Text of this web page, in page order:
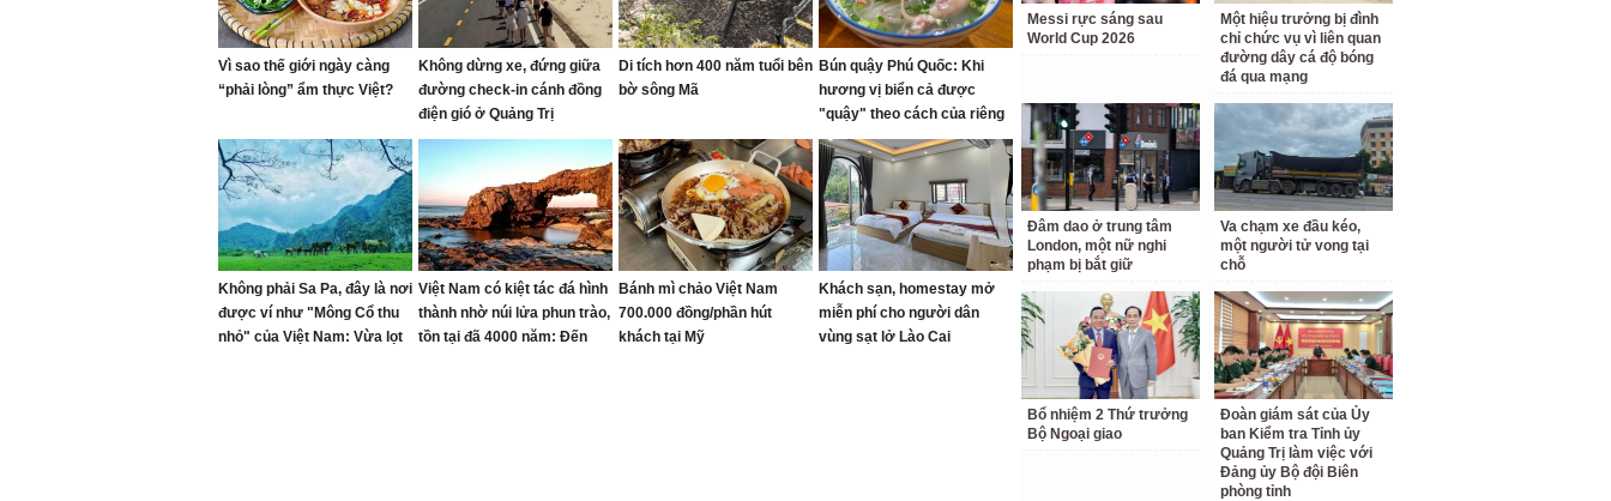
Vì sao thế giới ngày càng
“phải lòng” ẩm thực Việt?
Không dừng xe, đứng giữa
đường check-in cánh đồng
điện gió ở Quảng Trị
Di tích hơn 400 năm tuổi bên
bờ sông Mã
Bún quậy Phú Quốc: Khi
hương vị biển cả được
"quậy" theo cách của riêng
bạn
Không phải Sa Pa, đây là nơi
được ví như "Mông Cổ thu
nhỏ" của Việt Nam: Vừa lọt
Việt Nam có kiệt tác đá hình
thành nhờ núi lửa phun trào,
tồn tại đã 4000 năm: Đến
Bánh mì chảo Việt Nam
700.000 đồng/phần hút
khách tại Mỹ
Khách sạn, homestay mở
miễn phí cho người dân
vùng sạt lở Lào Cai
Messi rực sáng sau
World Cup 2026
Một hiệu trưởng bị đình
chỉ chức vụ vì liên quan
đường dây cá độ bóng
đá qua mạng
Đâm dao ở trung tâm
London, một nữ nghi
phạm bị bắt giữ
Va chạm xe đầu kéo,
một người tử vong tại
chỗ
Bổ nhiệm 2 Thứ trưởng
Bộ Ngoại giao
Đoàn giám sát của Ủy
ban Kiểm tra Tỉnh ủy
Quảng Trị làm việc với
Đảng ủy Bộ đội Biên
phòng tỉnh